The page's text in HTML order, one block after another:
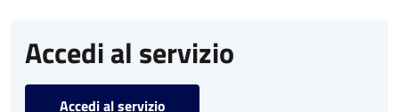
Accedi al servizio
Accedi al servizio